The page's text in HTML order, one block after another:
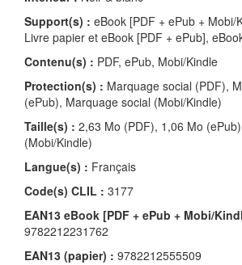
Support(s) : eBook [PDF + ePub + Mobi/
Livre papier et eBook [PDF + ePub],
Contenu(s) : PDF, ePub, Mobi/Kindle
Protection(s) : Marquage social (PDF),
(ePub), Marquage social (Mobi/Kindle)
Taille(s) : 2,63 Mo (PDF), 1,06 Mo
(Mobi/Kindle)
Langue(s) : Français
Code(s) CLIL : 3177
EAN13 eBook [PDF + ePub + Mobi/
9782212231762
EAN13 (papier) : 9782212555509